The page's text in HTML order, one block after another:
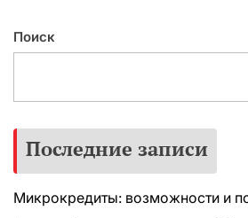
Поиск
Последние записи
Микрокредиты: возможности и